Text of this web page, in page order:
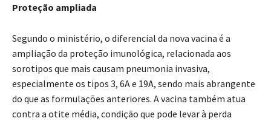
Proteção ampliada
Segundo o ministério, o diferencial da nova vacina é a
ampliação da proteção imunológica, relacionada aos
sorotipos que mais causam pneumonia invasiva,
especialmente os tipos 3, 6A e 19A, sendo mais abrangente
do que as formulações anteriores. A vacina também atua
contra a otite média, condição que pode levar à perda